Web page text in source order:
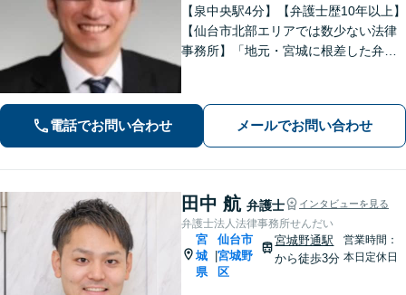
【泉中央駅4分】【弁護士歴10年以上】
【仙台市北部エリアでは数少ない法律
事務所】「地元・宮城に根差した弁護
電話でお問い合わせ メールでお問い合わせ
田中 航 弁護士 インタビューを見る
弁護士法人法律事務所せんだい
宮
城
県
仙台市
宮城野
区
宮城野通駅
から徒歩3分
営業時間：
本日定休日